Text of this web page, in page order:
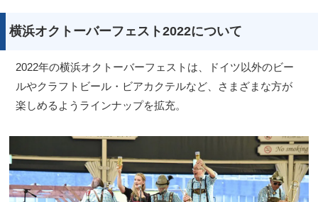
横浜オクトーバーフェスト2022について
2022年の横浜オクトーバーフェストは、ドイツ以外のビー
ルやクラフトビール・ビアカクテルなど、さまざまな方が
楽しめるようラインナップを拡充。